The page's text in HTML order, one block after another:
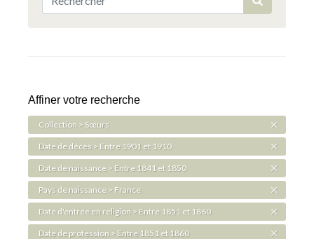
Affiner votre recherche
Collection > Sœurs
Date de décès > Entre 1901 et 1910
Date de naissance > Entre 1841 et 1850
Pays de naissance > France
Date d'entrée en religion > Entre 1851 et 1860
Date de profession > Entre 1851 et 1860